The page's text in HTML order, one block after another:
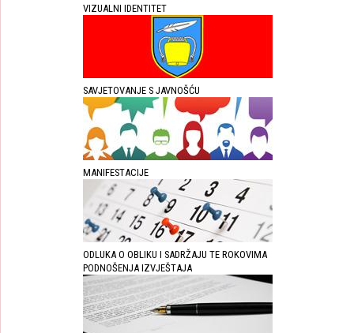
VIZUALNI IDENTITET
SAVJETOVANJE S JAVNOŠĆU
MANIFESTACIJE
ODLUKA O OBLIKU I SADRŽAJU TE ROKOVIMA
PODNOŠENJA IZVJEŠTAJA